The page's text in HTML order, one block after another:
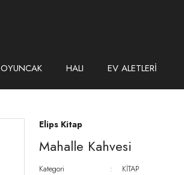
OYUNCAK HALI EV ALETLERİ
Elips Kitap
Mahalle Kahvesi
Kategori
KİTAP